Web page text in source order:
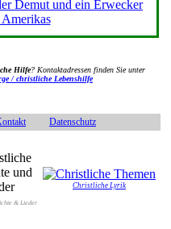
Demut und ein Erwecker
Hilfe? Kontaktadressen finden Sie unter
/ christliche Lebenshilfe
Datenschutz
& Lieder
Christliche Lyrik